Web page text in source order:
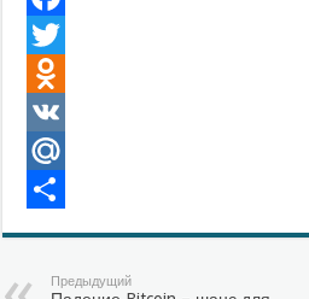
Facebook
Twitter
Odnoklassniki
VK
Mail.Ru
Предыдущий